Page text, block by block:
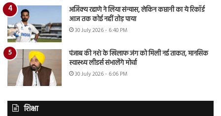
अजिंक्य रहाणे ने लिया संन्यास, लेकिन कप्तानी का ये रिकॉर्ड
आज तक कोई नहीं तोड़ पाया
30 July 2026 - 6:40 PM
पंजाब की नशे के खिलाफ जंग को मिली नई ताकत, मानसिक
स्वास्थ्य लीडर्स संभालेंगे मोर्चा
30 July 2026 - 6:06 PM
शिक्षा